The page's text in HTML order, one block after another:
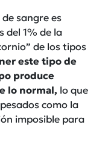
sangre es
del 1% de la
de los tipos
este tipo de
produce
lo normal, lo que
como la
imposible para